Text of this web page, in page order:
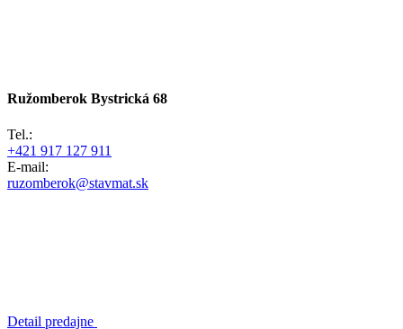
Ružomberok Bystrická 68
Tel.:
+421 917 127 911
E-mail:
ruzomberok@stavmat.sk
Detail predajne